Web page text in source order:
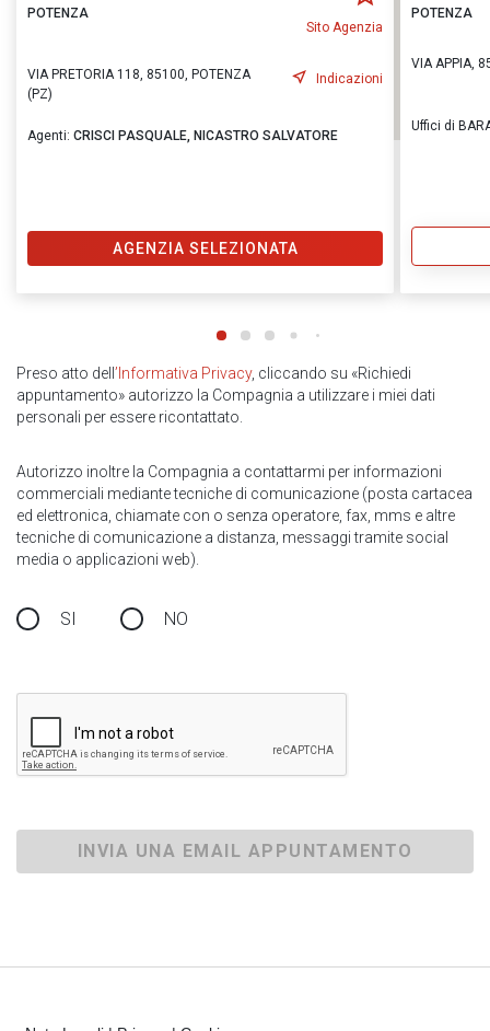
POTENZA
Sito Agenzia
VIA PRETORIA 118, 85100, POTENZA
(PZ)
Indicazioni
Agenti: CRISCI PASQUALE, NICASTRO SALVATORE
AGENZIA SELEZIONATA
POTENZA
VIA APPIA,
Uffici di
Preso atto dell ’Informativa Privacy, cliccando su «Richiedi
appuntamento» autorizzo la Compagnia a utilizzare i miei dati
personali per essere ricontattato.
Autorizzo inoltre la Compagnia a contattarmi per informazioni
commerciali mediante tecniche di comunicazione (posta cartacea
ed elettronica, chiamate con o senza operatore, fax, mms e altre
tecniche di comunicazione a distanza, messaggi tramite social
media o applicazioni web).
SI NO
INVIA UNA EMAIL APPUNTAMENTO